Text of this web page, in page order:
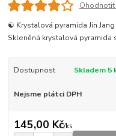
☯️ Krystalová pyramida Jin
Skleněná krystalová pyramida
Dostupnost Skladem 5
Nejsme plátci DPH
145,00 Kč/ks